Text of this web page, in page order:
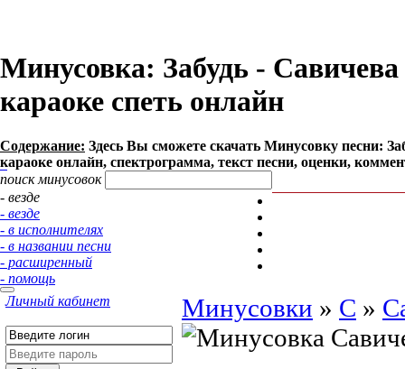
Минусовка: Забудь -
караоке спеть онлайн
Содержание: Здесь Вы сможете cкачать Минусовку песни:
караоке онлайн, спектрограмма, текст песни, оценки,
поиск минусовок
- везде
- везде
- в исполнителях
- в названии песни
- расширенный
- помощь
Личный кабинет
Минусовки » С »